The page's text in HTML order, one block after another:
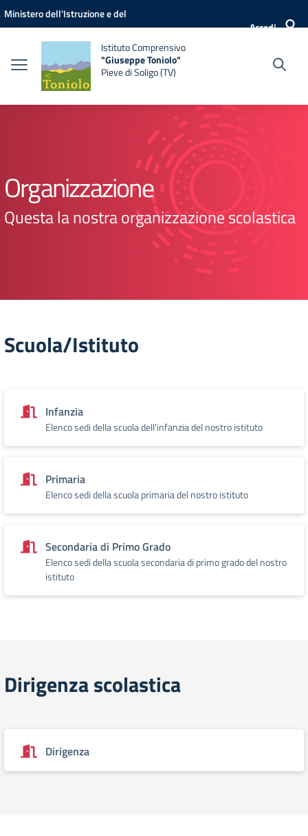
Vai ai contenuti
Vai al menu di navigazione
Vai al footer
Ministero dell'Istruzione e del
Accedi
Istituto Comprensivo
"Giuseppe Toniolo"
Pieve di Soligo (TV)
Organizzazione
Questa la nostra organizzazione scolastica
Scuola/Istituto
Infanzia
Elenco sedi della scuola dell'infanzia del nostro istituto
Primaria
Elenco sedi della scuola primaria del nostro istituto
Secondaria di Primo Grado
Elenco sedi della scuola secondaria di primo grado del nostro
istituto
Dirigenza scolastica
Dirigenza